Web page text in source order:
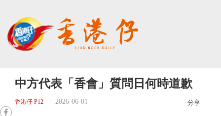
中方代表「香會」質問日何時道歉
香港仔 P12 2026-06-01 分享